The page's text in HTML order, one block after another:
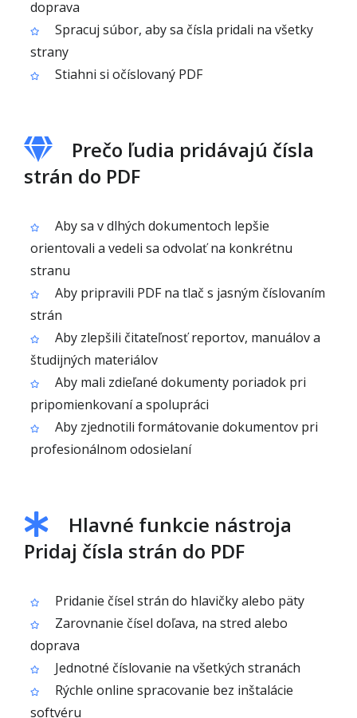
doprava
Spracuj súbor, aby sa čísla pridali na všetky
strany
Stiahni si očíslovaný PDF
Prečo ľudia pridávajú čísla
strán do PDF
Aby sa v dlhých dokumentoch lepšie
orientovali a vedeli sa odvolať na konkrétnu
stranu
Aby pripravili PDF na tlač s jasným číslovaním
strán
Aby zlepšili čitateľnosť reportov, manuálov a
študijných materiálov
Aby mali zdieľané dokumenty poriadok pri
pripomienkovaní a spolupráci
Aby zjednotili formátovanie dokumentov pri
profesionálnom odosielaní
Hlavné funkcie nástroja
Pridaj čísla strán do PDF
Pridanie čísel strán do hlavičky alebo päty
Zarovnanie čísel doľava, na stred alebo
doprava
Jednotné číslovanie na všetkých stranách
Rýchle online spracovanie bez inštalácie
softvéru